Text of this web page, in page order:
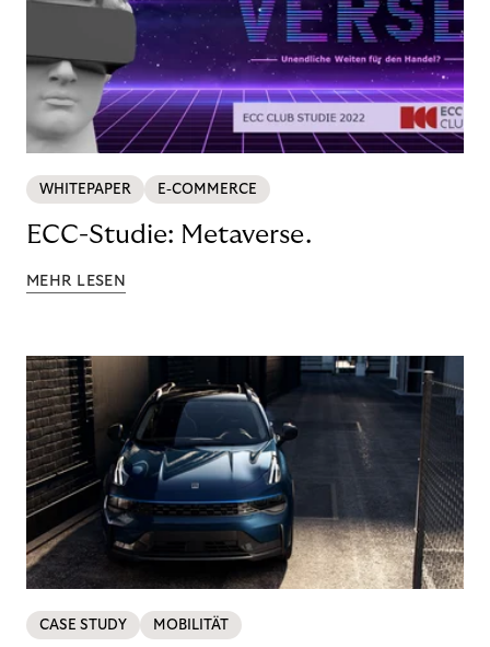
WHITEPAPER E-COMMERCE
ECC-Studie: Metaverse.
MEHR LESEN
CASE STUDY MOBILITÄT